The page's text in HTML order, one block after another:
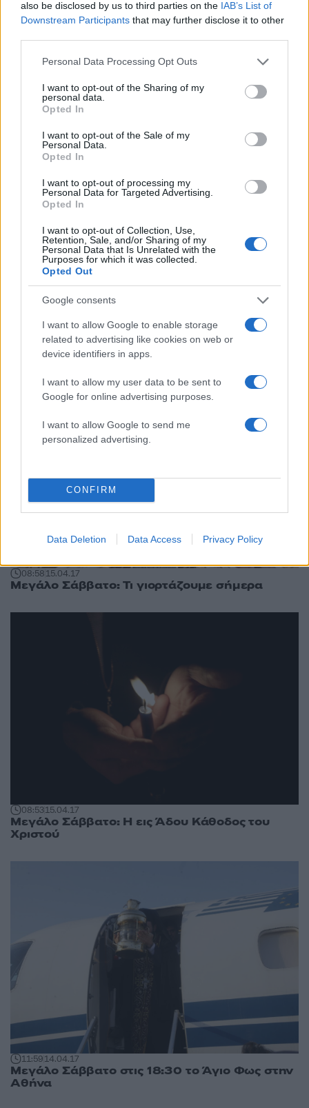
also be disclosed by us to third parties on the IAB’s List of
Downstream Participants that may further disclose it to other
Please note that this website/app uses one or more Google
not limited to your visit or usage behaviour. You may click to
grant or deny consent to Google and its third-party tags to
use your data for below specified purposes in below Google
consent section.
Personal Data Processing Opt Outs
I want to opt-out of the Sharing of my
personal data.
Opted In
I want to opt-out of the Sale of my
Personal Data.
Opted In
I want to opt-out of processing my
Personal Data for Targeted Advertising.
Opted In
I want to opt-out of Collection, Use,
Retention, Sale, and/or Sharing of my
Personal Data that Is Unrelated with the
Purposes for which it was collected.
Opted Out
Google consents
I want to allow Google to enable storage
related to advertising like cookies on web or
device identifiers in apps.
I want to allow my user data to be sent to
Google for online advertising purposes.
I want to allow Google to send me
personalized advertising.
CONFIRM
Data Deletion Data Access Privacy Policy
09:25 15.04.17
Μεγάλο Σάββατο:
Έθιμα της ημέρας
09:13 15.04.17
Τελετή Αφής του
Αγίου Φωτός
ΔΙΑΦΗΜΙΣΗ
08:5815.04.17
Μεγάλο Σάββατο: Τι γιορτάζουμε σήμερα
08:5315.04.17
Μεγάλο Σάββατο: Η εις Άδου Κάθοδος του
Χριστού
11:5914.04.17
Μεγάλο Σάββατο στις 18:30 το Άγιο Φως στην
Αθήνα